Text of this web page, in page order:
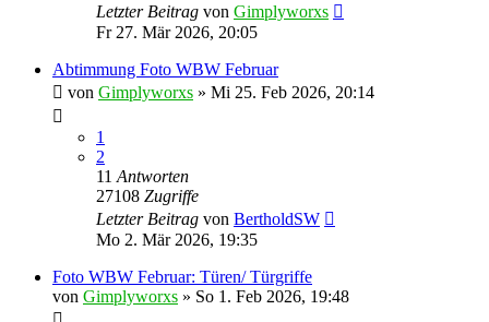
Letzter Beitrag von Gimplyworxs
Fr 27. Mär 2026, 20:05
Abtimmung Foto WBW Februar
von Gimplyworxs » Mi 25. Feb 2026, 20:14
1
2
11 Antworten
27108 Zugriffe
Letzter Beitrag von BertholdSW
Mo 2. Mär 2026, 19:35
Foto WBW Februar: Türen/ Türgriffe
von Gimplyworxs » So 1. Feb 2026, 19:48